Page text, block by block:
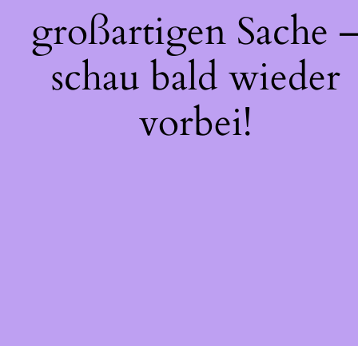
großartigen Sache
schau bald wieder
vorbei!